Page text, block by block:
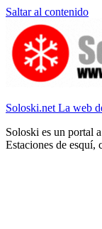
Saltar al contenido
Soloski.net La web
Soloski es un portal
Estaciones de esquí,